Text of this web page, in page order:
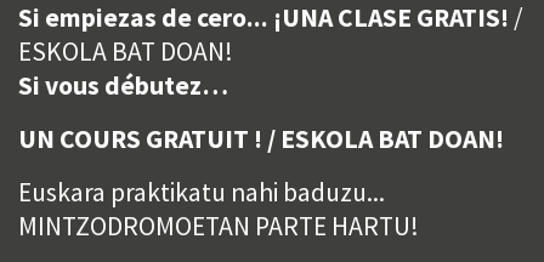
Si empiezas de cero... ¡UNA CLASE GRATIS! /
ESKOLA BAT DOAN!
Si vous débutez…
UN COURS GRATUIT ! / ESKOLA BAT DOAN!
Euskara praktikatu nahi baduzu...
MINTZODROMOETAN PARTE HARTU!